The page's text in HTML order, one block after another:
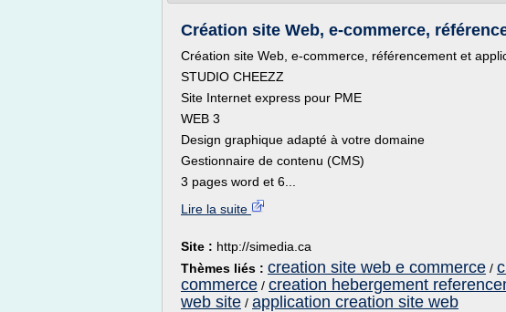
Création site Web, e-commerce,
Création site Web, e-commerce, référencement et
STUDIO CHEEZZ
Site Internet express pour PME
WEB 3
Design graphique adapté à votre domaine
Gestionnaire de contenu (CMS)
3 pages word et 6...
Lire la suite
Site : http://simedia.ca
Thèmes liés : creation site web e commerce /
commerce / creation hebergement
web site / application creation site web